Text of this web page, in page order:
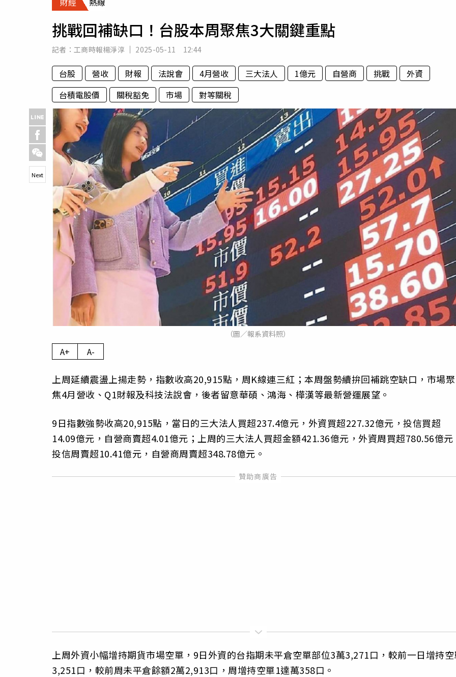
專欄
房產新勢力
運勢
梅酒
挑戰回補缺口！台股本周聚焦3大關鍵重點
記者： 工商時報楊淨淳 2025-05-11 12:44
台股 營收 財報 法說會 4月營收 三大法人 1億元 自營商 挑戰
外資
台積電股價
關稅豁免 市場 對等關稅
（圖／報系資料照）
Next
A+ A-
上周延續震盪上揚走勢，指數收高20,915點，周K線連三紅；本周盤勢續拚回補跳空缺口，市場聚
焦4月營收、Q1財報及科技法說會，後者留意華碩、鴻海、樺漢等最新營運展望。
9日指數強勢收高20,915點，當日的三大法人買超237.4億元，外資買超227.32億元，投信買超
14.09億元，自營商賣超4.01億元；上周的三大法人買超金額421.36億元，外資周買超780.56億元
投信周賣超10.41億元，自營商周賣超348.78億元。
上周外資小幅增持期貨市場空單，9日外資的台指期未平倉空單部位3萬3,271口，較前一日增持
3,251口，較前周未平倉餘額2萬2,913口，周增持空單1達萬358口。